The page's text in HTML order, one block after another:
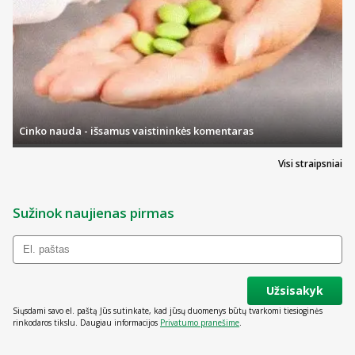
Visi straipsniai
Cinko nauda - išsamus vaistininkės komentaras
Sužinok naujienas pirmas
Užsisakyk
Siųsdami savo el. paštą Jūs sutinkate, kad jūsų duomenys būtų tvarkomi tiesioginės
rinkodaros tikslu. Daugiau informacijos Privatumo pranešime.